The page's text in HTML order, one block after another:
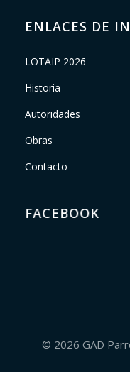
ENLACES DE
LOTAIP 2026
Historia
Autoridades
Obras
Contacto
FACEBOOK
© 2026 GAD